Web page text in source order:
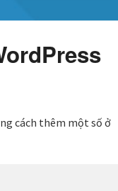
cách thêm một số ở